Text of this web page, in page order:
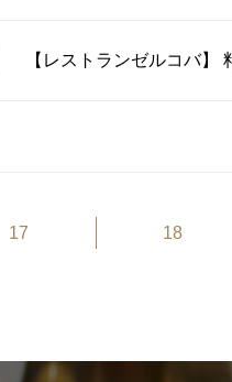
【レストランゼルコバ】
17 18